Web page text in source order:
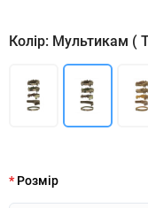
Колір: Мультикам (
Розмір